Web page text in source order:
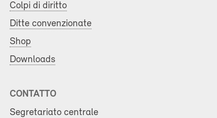
Colpi di diritto
Ditte convenzionate
Shop
Downloads
CONTATTO
Segretariato centrale